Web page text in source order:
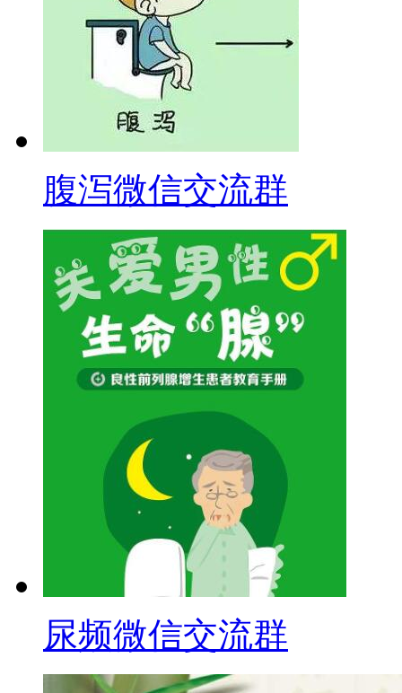
腹泻微信交流群
尿频微信交流群